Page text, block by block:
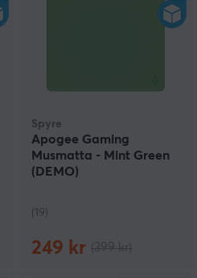
Spyre
Apogee Gaming
Musmatta - Mint Green
(DEMO)
(19)
249 kr